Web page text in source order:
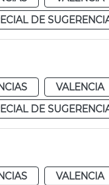
DE
VALENCIA
DE
VALENCIA